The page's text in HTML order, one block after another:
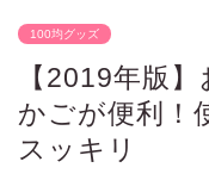
100均グッズ
【2019年版
かごが便利！
スッキリ